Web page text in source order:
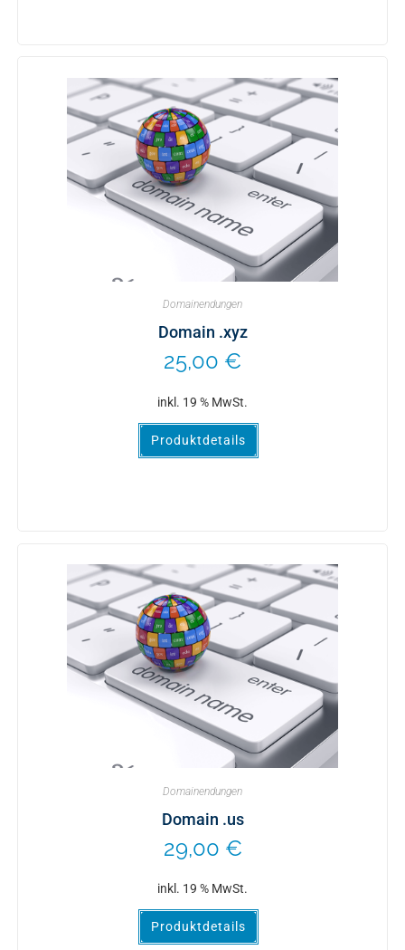
Domainendungen
Domain .xyz
25,00 €
inkl. 19 % MwSt.
Produktdetails
Domainendungen
Domain .us
29,00 €
inkl. 19 % MwSt.
Produktdetails